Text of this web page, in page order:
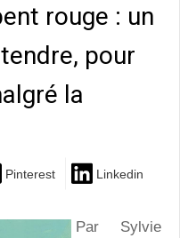
rouge : un
pour
la
Pinterest Linkedin
Par Sylvie